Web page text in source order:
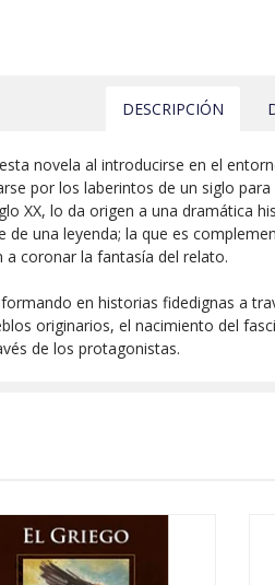
DESCRIPCIÓN
novela al introducirse en el
por los laberintos de un siglo
XX, lo da origen a una dramática
una leyenda; la que es
coronar la fantasía del relato.
en historias fidedignas a
originarios, el nacimiento del
de los protagonistas.